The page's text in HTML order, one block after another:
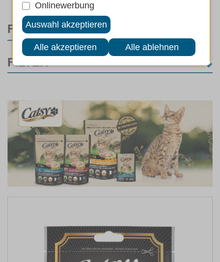
FILTER
FILTER
Katzen
Katzenfutter
MARKEN
FUTTERART
ANWENDUNG FÜR
Onlinewerbung